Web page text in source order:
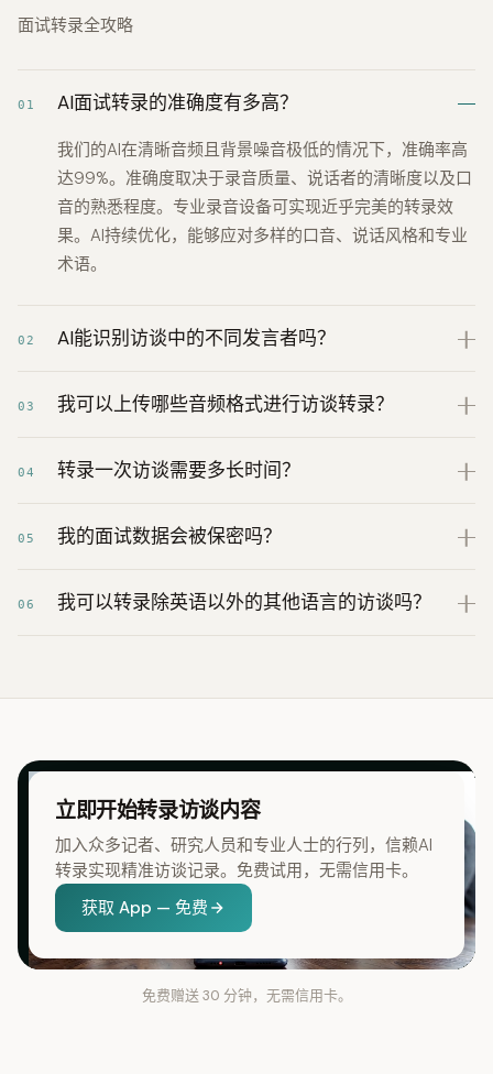
面试转录全攻略
01 AI面试转录的准确度有多高？
我们的AI在清晰音频且背景噪音极低的情况下，准确率高
达99%。准确度取决于录音质量、说话者的清晰度以及口
音的熟悉程度。专业录音设备可实现近乎完美的转录效
果。AI持续优化，能够应对多样的口音、说话风格和专业
术语。
02 AI能识别访谈中的不同发言者吗？
03 我可以上传哪些音频格式进行访谈转录？
04 转录一次访谈需要多长时间？
05 我的面试数据会被保密吗？
06 我可以转录除英语以外的其他语言的访谈吗？
立即开始转录访谈内容
加入众多记者、研究人员和专业人士的行列，信赖AI
转录实现精准访谈记录。免费试用，无需信用卡。
获取 App — 免费
免费赠送 30 分钟，无需信用卡。